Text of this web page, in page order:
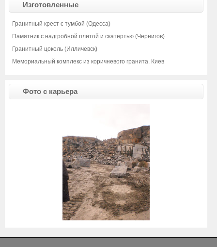
Изготовленные
Гранитный крест с тумбой (Одесса)
Памятник с надгробной плитой и скатертью (Чернигов)
Гранитный цоколь (Илличевск)
Мемориальный комплекс из коричневого гранита. Киев
Фото с карьера